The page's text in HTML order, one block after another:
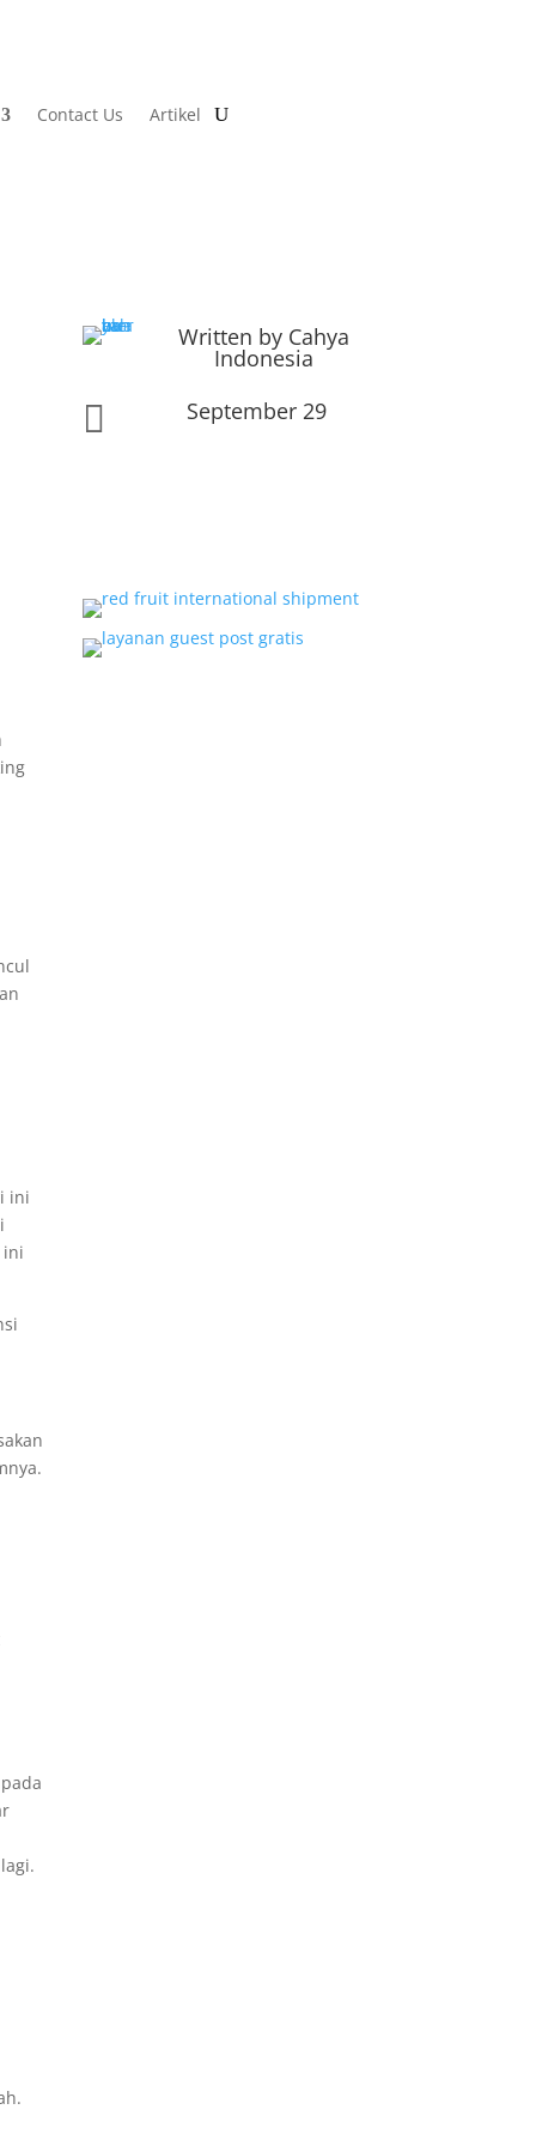
Contact Us Artikel
Written by Cahya
Indonesia
 September 29
ini
ini